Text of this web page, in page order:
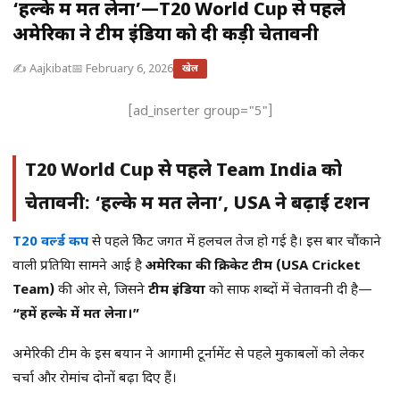
‘हल्के में मत लेना’—T20 World Cup से पहले
अमेरिका ने टीम इंडिया को दी कड़ी चेतावनी
✍️ Aajkibat📅 February 6, 2026 खेल
[ad_inserter group="5"]
T20 World Cup से पहले Team India को
चेतावनी: ‘हल्के में मत लेना’, USA ने बढ़ाई टेंशन
T20 वर्ल्ड कप से पहले क्रिकेट जगत में हलचल तेज हो गई है। इस बार चौंकाने
वाली प्रतिक्रिया सामने आई है अमेरिका की क्रिकेट टीम (USA Cricket
Team) की ओर से, जिसने टीम इंडिया को साफ शब्दों में चेतावनी दी है—
“हमें हल्के में मत लेना।”
अमेरिकी टीम के इस बयान ने आगामी टूर्नामेंट से पहले मुकाबलों को लेकर
चर्चा और रोमांच दोनों बढ़ा दिए हैं।